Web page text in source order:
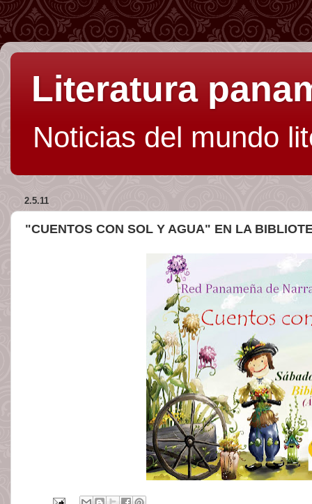
Literatura
Noticias del mundo
2.5.11
"CUENTOS CON SOL Y AGUA" EN LA